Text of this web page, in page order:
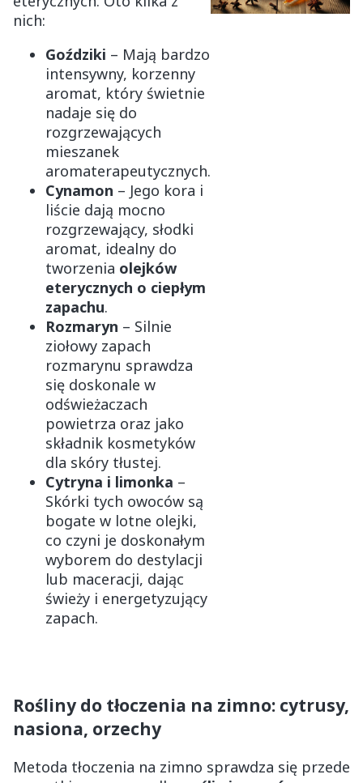
nich:
Goździki – Mają bardzo
intensywny, korzenny
aromat, który świetnie
nadaje się do
rozgrzewających
mieszanek
aromaterapeutycznych.
Cynamon – Jego kora i
liście dają mocno
rozgrzewający, słodki
aromat, idealny do
tworzenia olejków
eterycznych o ciepłym
zapachu.
Rozmaryn – Silnie
ziołowy zapach
rozmarynu sprawdza
się doskonale w
odświeżaczach
powietrza oraz jako
składnik kosmetyków
dla skóry tłustej.
Cytryna i limonka –
Skórki tych owoców są
bogate w lotne olejki,
co czyni je doskonałym
wyborem do destylacji
lub maceracji, dając
świeży i energetyzujący
zapach.
Rośliny do tłoczenia na zimno: cytrusy,
nasiona, orzechy
Metoda tłoczenia na zimno sprawdza się przede